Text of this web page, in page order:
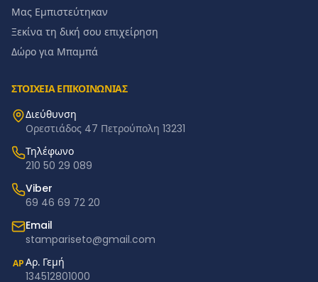
Μας Εμπιστεύτηκαν
Ξεκίνα τη δική σου επιχείρηση
Δώρο για Μπαμπά
ΣΤΟΙΧΕΙΑ ΕΠΙΚΟΙΝΩΝΙΑΣ
Διεύθυνση
Ορεστιάδος 47 Πετρούπολη 13231
Τηλέφωνο
210 50 29 089
Viber
69 46 69 72 20
Email
stampariseto@gmail.com
ΑΡΑρ. Γεμή
134512801000